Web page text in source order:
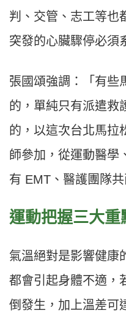
判、交管、志工等也
突發的心臟驟停必須
張國頌強調：「有些
的，單純只有派遣救
的，以這次台北馬拉
師參加，從運動醫學
有 EMT、醫護團隊共
運動把握三大
氣溫絕對是影響健康
都會引起身體不適，
倒發生，加上溫差可